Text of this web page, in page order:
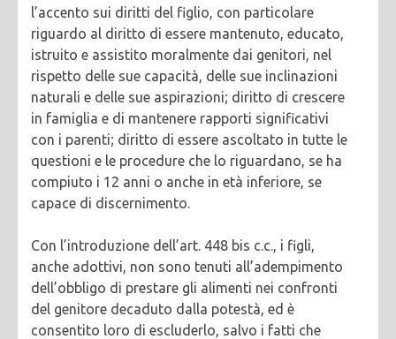
l’accento sui diritti del figlio, con particolare
riguardo al diritto di essere mantenuto, educato,
istruito e assistito moralmente dai genitori, nel
rispetto delle sue capacità, delle sue inclinazioni
naturali e delle sue aspirazioni; diritto di crescere
in famiglia e di mantenere rapporti significativi
con i parenti; diritto di essere ascoltato in tutte le
questioni e le procedure che lo riguardano, se ha
compiuto i 12 anni o anche in età inferiore, se
capace di discernimento.
Con l’introduzione dell’art. 448 bis c.c., i figli,
anche adottivi, non sono tenuti all’adempimento
dell’obbligo di prestare gli alimenti nei confronti
del genitore decaduto dalla potestà, ed è
consentito loro di escluderlo, salvo i fatti che